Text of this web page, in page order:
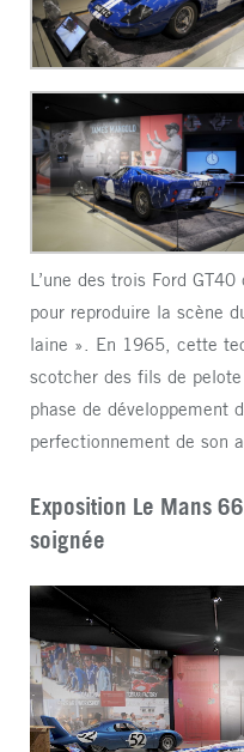
L’une des trois Ford
pour reproduire la scène
laine ». En 1965, cette
scotcher des fils de
phase de développement
perfectionnement de son
Exposition Le Mans
soignée